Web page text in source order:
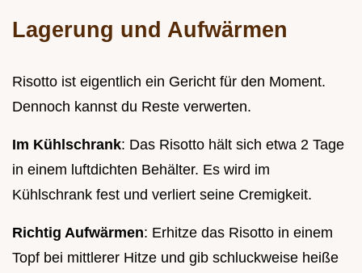
Lagerung und Aufwärmen
Risotto ist eigentlich ein Gericht für den Moment.
Dennoch kannst du Reste verwerten.
Im Kühlschrank: Das Risotto hält sich etwa 2 Tage
in einem luftdichten Behälter. Es wird im
Kühlschrank fest und verliert seine Cremigkeit.
Richtig Aufwärmen: Erhitze das Risotto in einem
Topf bei mittlerer Hitze und gib schluckweise heiße